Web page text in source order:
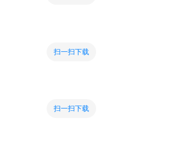
扫一扫下载
扫一扫下载